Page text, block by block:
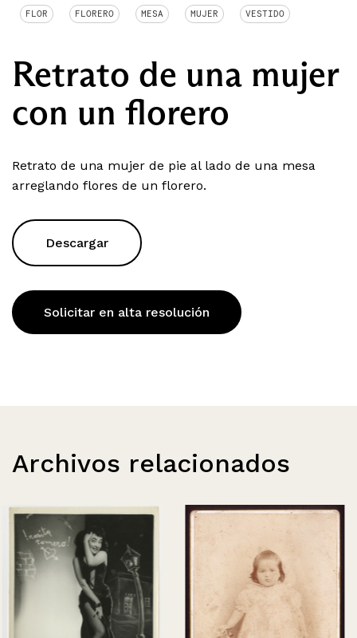
FLOR FLORERO MESA MUJER VESTIDO
Retrato de una mujer
con un florero
Retrato de una mujer de pie al lado de una mesa
arreglando flores de un florero.
Descargar
Solicitar en alta resolución
Archivos relacionados